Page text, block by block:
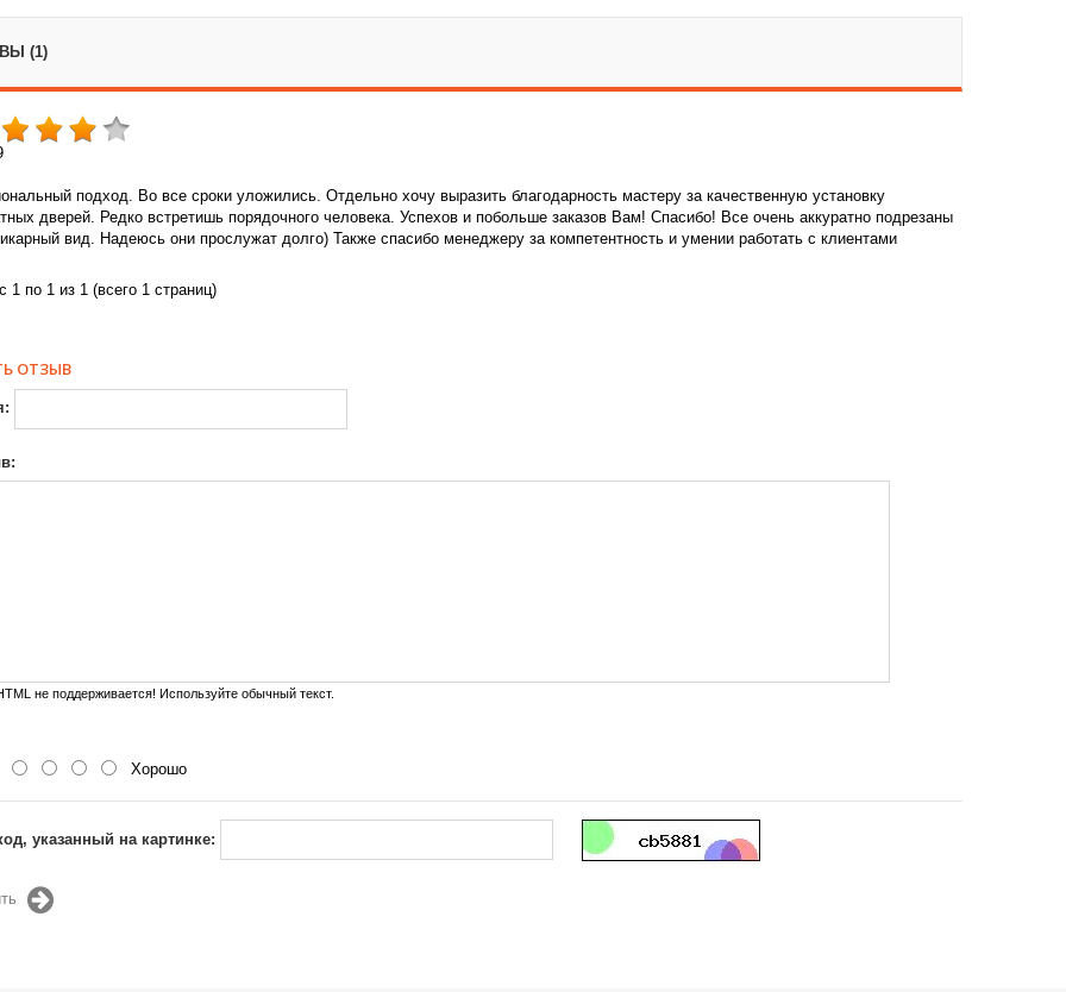
(1)
подход. Во все сроки уложились. Отдельно хочу выразить благодарность мастеру за качественную установку
дверей. Редко встретишь порядочного человека. Успехов и побольше заказов Вам! Спасибо! Все очень аккуратно подрезаны
вид. Надеюсь они прослужат долго) Также спасибо менеджеру за компетентность и умении работать с клиентами
1 по 1 из 1 (всего 1 страниц)
ОТЗЫВ
не поддерживается! Используйте обычный текст.
Хорошо
указанный на картинке: